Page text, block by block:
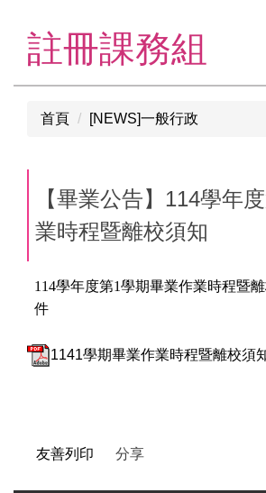
註冊課務組
首頁 [NEWS]一般行政
【畢業公告】114學年
業時程暨離校須知
114學年度第1學期畢業作業時程暨
件
1141學期畢業作業時程暨離校須
友善列印 分享